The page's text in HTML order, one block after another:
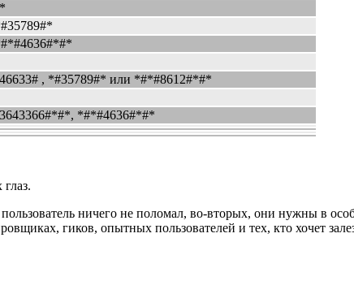
, *#35789#* или *#*#8612#*#*
*#*#4636#*#*
ничего не поломал, во-вторых, они нужны в
гиков, опытных пользователей и тех, кто хочет